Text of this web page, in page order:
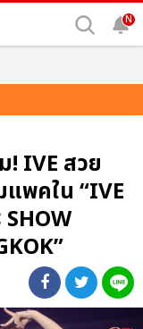
N
! IVE สวย
แพคใน “IVE
SHOW